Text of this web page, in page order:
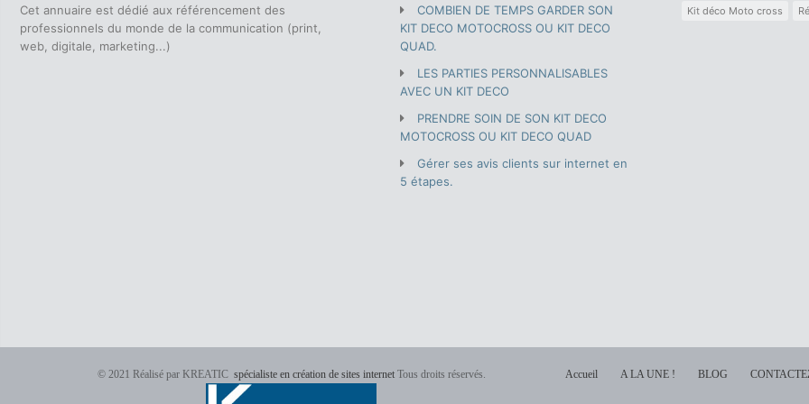
Cet annuaire est dédié aux référencement des
professionnels du monde de la communication (print,
web, digitale, marketing...)
COMBIEN DE TEMPS GARDER SON
KIT DECO MOTOCROSS OU KIT DECO
QUAD.
LES PARTIES PERSONNALISABLES
AVEC UN KIT DECO
PRENDRE SOIN DE SON KIT DECO
MOTOCROSS OU KIT DECO QUAD
Gérer ses avis clients sur internet en
5 étapes.
Kit déco Moto cross
Accueil A LA UNE ! BLOG
© 2021 Réalisé par KREATIC spécialiste en création de sites internetTous droits réservés.